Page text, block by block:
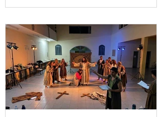
prestação de serviços de Minas
Gerais